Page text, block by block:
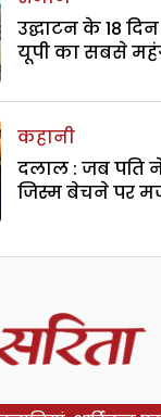
उद्घाटन के 18
यूपी का सबसे
कहानी
दलाल : जब पति
जिस्म बेचने पर